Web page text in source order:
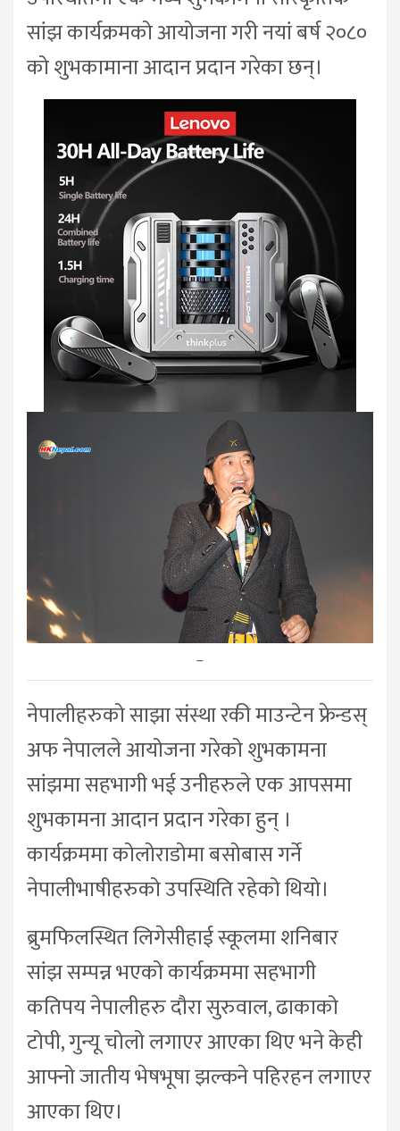
सांझ कार्यक्रमको आयोजना गरी नयां बर्ष २०८०
को शुभकामाना आदान प्रदान गरेका छन्।
–
नेपालीहरुको साझा संस्था रकी माउन्टेन फ्रेन्डस्
अफ नेपालले आयोजना गरेको शुभकामना
सांझमा सहभागी भई उनीहरुले एक आपसमा
शुभकामना आदान प्रदान गरेका हुन् ।
कार्यक्रममा कोलोराडोमा बसोबास गर्ने
नेपालीभाषीहरुको उपस्थिति रहेको थियो।
ब्रुमफिलस्थित लिगेसीहाई स्कूलमा शनिबार
सांझ सम्पन्न भएको कार्यक्रममा सहभागी
कतिपय नेपालीहरु दौरा सुरुवाल, ढाकाको
टोपी, गुन्यू चोलो लगाएर आएका थिए भने केही
आफ्नो जातीय भेषभूषा झल्कने पहिरहन लगाएर
आएका थिए।